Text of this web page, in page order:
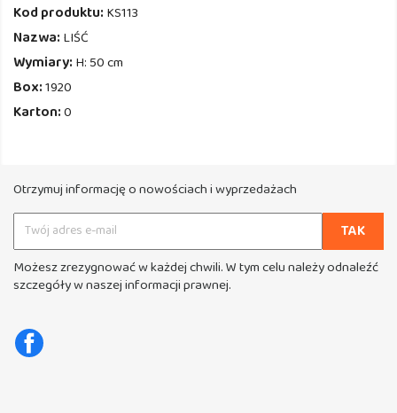
Kod produktu: KS113
Nazwa: LIŚĆ
Wymiary: H: 50 cm
Box:1920
Karton:0
Otrzymuj informację o nowościach i wyprzedażach
Możesz zrezygnować w każdej chwili. W tym celu należy odnaleźć
szczegóły w naszej informacji prawnej.